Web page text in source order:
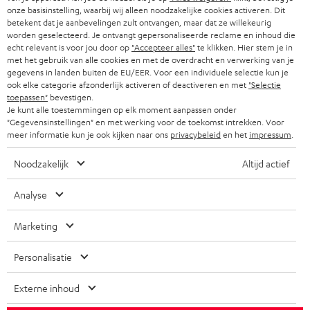
i
e
f
KOPTELEFOONS
BLUETOOTH KOPTELEFOONS
COMPLETE SETS
SPEAKERS
ULTIMA
IN-EAR
FANSHOP
NIEUWKOMERS
PARTNERPROGRAMMA
BLOG
NEWSLETTER
STORES
TEUFEL VOORDELEN
TEUFEL STORY
NEDERLAND
BELGIË
FRANKRIJK
POLEN
ITALIË
USA
ANDERE LANDEN
'Kennelijke' (typ)fouten voorbehouden. De op de foto's afgebeelde
accessoires zijn niet bij de levering inbegrepen. Eventuele
Disclaimer Algemene voorwaarden
onze basisinstelling, waarbij wij alleen noodzakelijke cookies activeren. Dit
betekent dat je aanbevelingen zult ontvangen, maar dat ze willekeurig
worden geselecteerd. Je ontvangt gepersonaliseerde reclame en inhoud die
echt relevant is voor jou door op "Accepteer alles"te klikken. Hier stem je in
met het gebruik van alle cookies en met de overdracht en verwerking van je
gegevens in landen buiten de EU/EER. Voor een individuele selectie kun je
ook elke categorie afzonderlijk activeren of deactiveren en met "Selectie
toepassen" bevestigen.
Je kunt alle toestemmingen op elk moment aanpassen onder
"Gegevensinstellingen" en met werking voor de toekomst intrekken. Voor
meer informatie kun je ook kijken naar ons privacybeleiden het impressum
Noodzakelijk Altijd actief
Analyse
Marketing
Personalisatie
Externe inhoud